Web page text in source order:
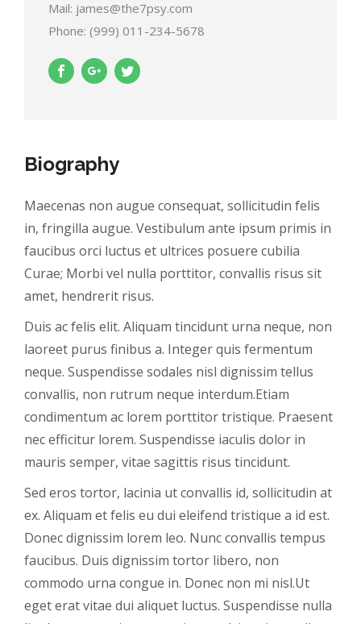
Mail: james@the7psy.com
Phone: (999) 011-234-5678
Biography
Maecenas non augue consequat, sollicitudin felis
in, fringilla augue. Vestibulum ante ipsum primis in
faucibus orci luctus et ultrices posuere cubilia
Curae; Morbi vel nulla porttitor, convallis risus sit
amet, hendrerit risus.
Duis ac felis elit. Aliquam tincidunt urna neque, non
laoreet purus finibus a. Integer quis fermentum
neque. Suspendisse sodales nisl dignissim tellus
convallis, non rutrum neque interdum.Etiam
condimentum ac lorem porttitor tristique. Praesent
nec efficitur lorem. Suspendisse iaculis dolor in
mauris semper, vitae sagittis risus tincidunt.
Sed eros tortor, lacinia ut convallis id, sollicitudin at
ex. Aliquam et felis eu dui eleifend tristique a id est.
Donec dignissim lorem leo. Nunc convallis tempus
faucibus. Duis dignissim tortor libero, non
commodo urna congue in. Donec non mi nisl.Ut
eget erat vitae dui aliquet luctus. Suspendisse nulla